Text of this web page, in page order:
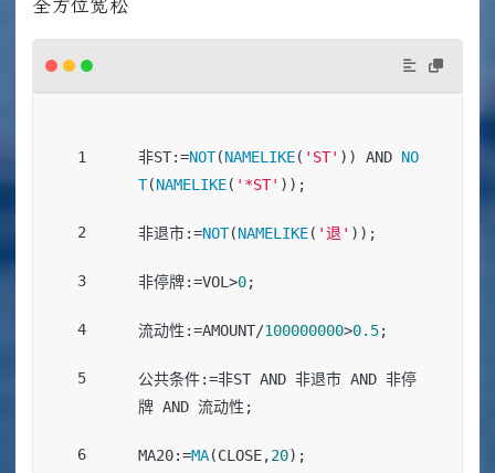
全方位宽松
非ST:=NOT(NAMELIKE( 'ST' )) AND NO
T(NAMELIKE( '*ST' ));
非退市:=NOT(NAMELIKE( '退' ));
非停牌:=VOL>0;
流动性:=AMOUNT/100000000>0.5;
公共条件:=非ST AND 非退市 AND 非停
牌 AND 流动性;
MA20:=MA(CLOSE,20);